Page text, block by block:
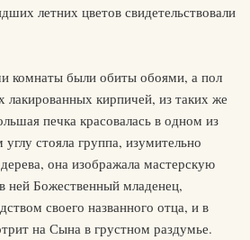
летних цветов свидетельствовали
комнаты были обиты обоями, а пол
кирпичей, из таких же
печка красовалась в одном из
стояла группа, изумительно
она изображала мастерскую
ней Божественный младенец,
своего названного отца, и в
на Сына в грустном раздумье.